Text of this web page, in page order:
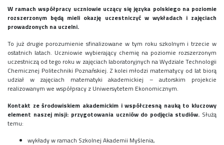
Szkoła zimowa
Warsztaty interdyscyplinarne
Zajęcia pozalekcyjne
Aplikacje szkolne
Biblioteka szkolna
Classroom
Dyżury Szkolne
Dziennik elektroniczny
W ramach współpracy uczniowie uczący się języka polskiego na poziomie
rozszerzonym będą mieli okazję uczestniczyć w wykładach i zajęciach
prowadzonych na uczelni.
To już drugie porozumienie sfinalizowane w tym roku szkolnym i trzecie w
ostatnich latach. Uczniowie wybierający chemię na poziomie rozszerzonym
uczestniczą od tego roku w zajęciach laboratoryjnych na Wydziale Technologii
Chemicznej Politechniki Poznańskiej. Z kolei młodzi matematycy od lat biorą
udział w zajęciach matematyki akademickiej – autorskim projekcie
realizowanym we współpracy z Uniwersytetem Ekonomicznym.
Kontakt ze środowiskiem akademickim i współczesną nauką to kluczowy
element naszej misji: przygotowania uczniów do podjęcia studiów. Służą
temu:
wykłady w ramach Szkolnej Akademii Myślenia,